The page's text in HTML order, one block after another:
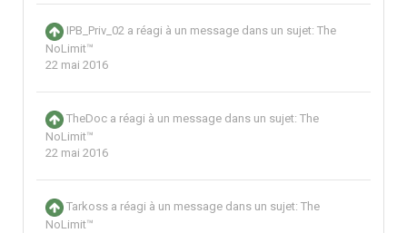
IPB_Priv_02 a réagi à un message dans un sujet: The
NoLimit™
22 mai 2016
TheDoc a réagi à un message dans un sujet: The
NoLimit™
22 mai 2016
Tarkoss a réagi à un message dans un sujet: The
NoLimit™